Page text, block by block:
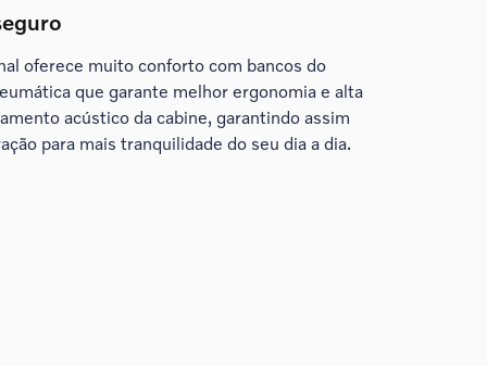
oferece muito conforto com bancos do
que garante melhor ergonomia e alta
acústico da cabine, garantindo assim
para mais tranquilidade do seu dia a dia.